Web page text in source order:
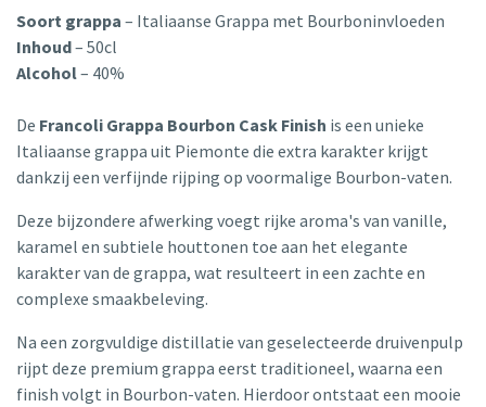
Soort grappa – Italiaanse Grappa met Bourboninvloeden
Inhoud– 50cl
Alcohol– 40%
De Francoli Grappa Bourbon Cask Finish is een unieke
Italiaanse grappa uit Piemonte die extra karakter krijgt
dankzij een verfijnde rijping op voormalige Bourbon-vaten.
Deze bijzondere afwerking voegt rijke aroma's van vanille,
karamel en subtiele houttonen toe aan het elegante
karakter van de grappa, wat resulteert in een zachte en
complexe smaakbeleving.
Na een zorgvuldige distillatie van geselecteerde druivenpulp
rijpt deze premium grappa eerst traditioneel, waarna een
finish volgt in Bourbon-vaten. Hierdoor ontstaat een mooie